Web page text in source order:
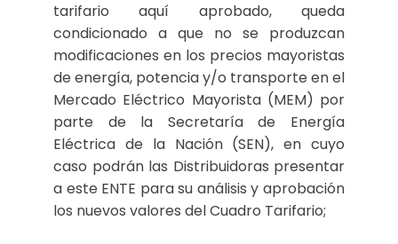
tarifario aquí aprobado, queda
condicionado a que no se produzcan
modificaciones en los precios mayoristas
de energía, potencia y/o transporte en el
Mercado Eléctrico Mayorista (MEM) por
parte de la Secretaría de Energía
Eléctrica de la Nación (SEN), en cuyo
caso podrán las Distribuidoras presentar
a este ENTE para su análisis y aprobación
los nuevos valores del Cuadro Tarifario;